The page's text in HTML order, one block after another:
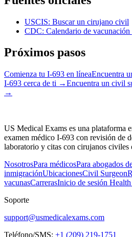
USCIS: Buscar un cirujano civil
CDC: Calendario de vacunación
Próximos pasos
Comienza tu I-693 en líneaEncuentra
I-693 cerca de ti →Encuentra un civil
→
US Medical Exams es una plataforma
examen médico I-693 con revisión de
laboratorio y citas con cirujanos civiles
NosotrosPara médicosPara abogados
inmigraciónUbicacionesCivil Surgeon
vacunasCarrerasInicio de sesión
Soporte
support@usmedicalexams.com
Teléfono/SMS: +1 (209) 219-1751